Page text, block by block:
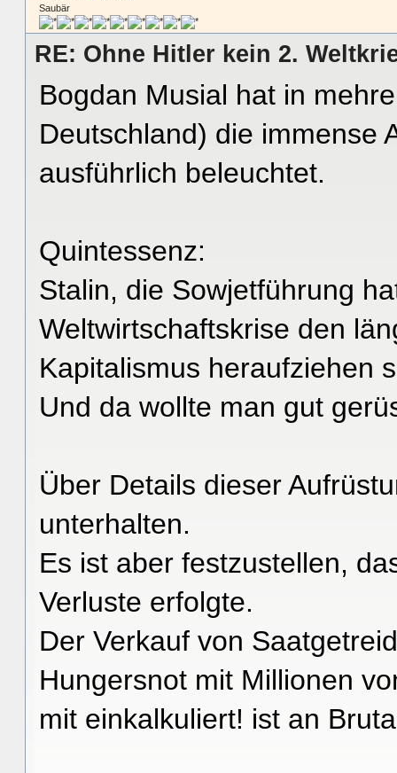
Saubär
RE: Ohne Hitler kein 2.
Bogdan Musial hat in
Deutschland) die immense
ausführlich beleuchtet.
Quintessenz:
Stalin, die Sowjetführung
Weltwirtschaftskrise den
Kapitalismus heraufziehen
Und da wollte man gut
Über Details dieser
unterhalten.
Es ist aber festzustellen,
Verluste erfolgte.
Der Verkauf von
Hungersnot mit Millionen
mit einkalkuliert! ist an